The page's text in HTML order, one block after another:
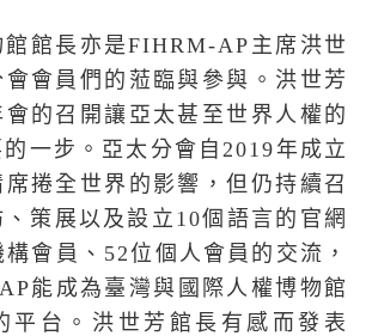
館館長亦是FIHRM-AP 主席洪世
會員們的蒞臨與參與。洪世芳
的召開讓亞太甚至世界人權的
一步。亞太分會自2019年成立
捲全世界的影響，但仍持續召
策展以及設立 10個語言的官網
會員、 52 位個人會員的交流，
能成為臺灣與國際人權博物館
平台。洪世芳館長有感而發表